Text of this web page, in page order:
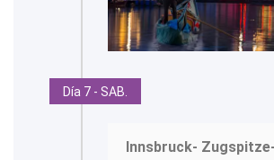
Día 7 - SAB.
Innsbruck-